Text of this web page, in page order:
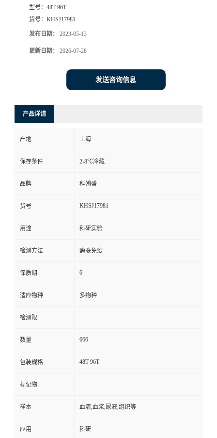
型号： 48T 96T
货号： KHSJ17981
发布日期： 2023-05-13
更新日期： 2026-07-28
发送咨询信息
产品详请
产地 上海
保存条件 2-8℃冷藏
品牌 科翰盛
货号 KHSJ17981
用途 科研实验
检测方法 酶联免疫
保质期 6
适应物种 多物种
检测限
数量 666
包装规格 48T 96T
标记物
样本 血清,血浆,尿液,组织等
应用 科研